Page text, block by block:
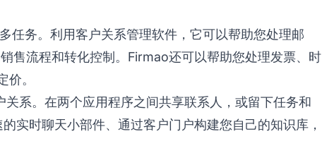
任务。利用客户关系管理软件，它可以帮助您处理邮
售流程和转化控制。Firmao还可以帮助您处理发票、时
。
系。在两个应用程序之间共享联系人，或留下任务和
实时聊天小部件、通过客户门户构建您自己的知识库，